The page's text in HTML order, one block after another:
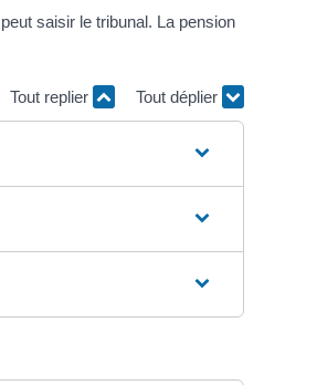
saisir le tribunal. La pension
Tout replier Tout déplier